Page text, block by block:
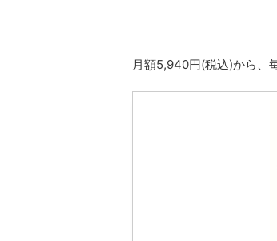
月額5,940円(税込)から、